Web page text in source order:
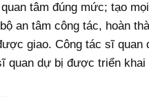
tâm đúng mức; tạo
an tâm công tác, hoàn
giao. Công tác sĩ quan
quan dự bị được triển khai